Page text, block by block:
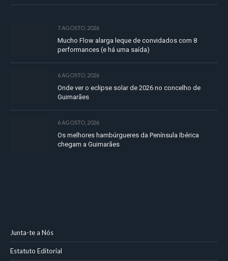
7 AGOSTO, 2026
Mucho Flow alarga leque de convidados com 8
performances (e há uma saída)
6 AGOSTO, 2026
Onde ver o eclipse solar de 2026 no concelho de
Guimarães
6 AGOSTO, 2026
Os melhores hambúrgueres da Península Ibérica
chegam a Guimarães
Junta-te a Nós
Estatuto Editorial